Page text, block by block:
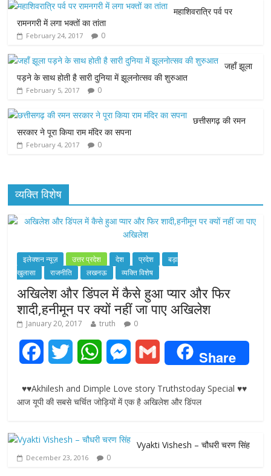
b
o
o
k
e
r
A
p
g
r
महाशिवरात्रि पर्व पर
रामनगरी में लगा भक्तों का तांता
February 24, 2017 0
जहाँ झूला
पड़ने के साथ होती है सारी दुनिया में झूलनोत्सव की शुरुआत
February 5, 2017 0
छत्तीसगढ़ की रमन
सरकार ने पूरा किया राम मंदिर का सपना
February 4, 2017 0
व्यक्ति विशेष
इलेक्शन न्यूज़ उत्तर प्रदेश देश प्रदेश
बड़ा
खुलासा
राजनीति लखनऊ व्यक्ति विशेष
अखिलेश और डिंपल में कैसे हुआ प्यार और फिर
शादी,हनीमून पर क्यों नहीं जा पाए अखिलेश
January 20, 2017 truth 0
c
i
W
a
M
s
a
Share
♥♥Akhilesh and Dimple Love story Truthstoday Special ♥♥
आज यूपी की सबसे चर्चित जोड़ियों में एक है अखिलेश और डिंपल
Vyakti Vishesh – चौधरी चरण सिंह
December 23, 2016 0